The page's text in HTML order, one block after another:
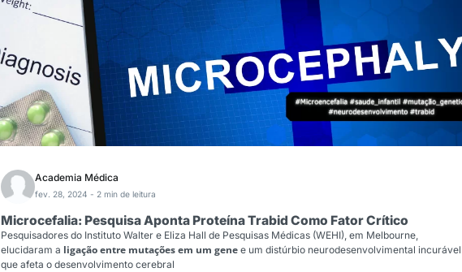
Academia Médica
fev. 28, 2024 - 2 min de leitura
Microcefalia: Pesquisa Aponta Proteína Trabid Como Fator Crítico
Pesquisadores do Instituto Walter e Eliza Hall de Pesquisas Médicas (WEHI), em Melbourne,
elucidaram a ligação entre mutações em um gene e um distúrbio neurodesenvolvimental incurável
que afeta o desenvolvimento cerebral